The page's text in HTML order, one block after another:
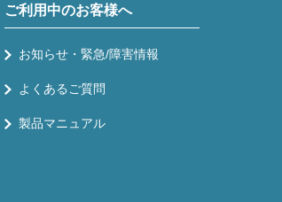
ご利用中のお客様へ
お知らせ・緊急/障害情報
よくあるご質問
製品マニュアル